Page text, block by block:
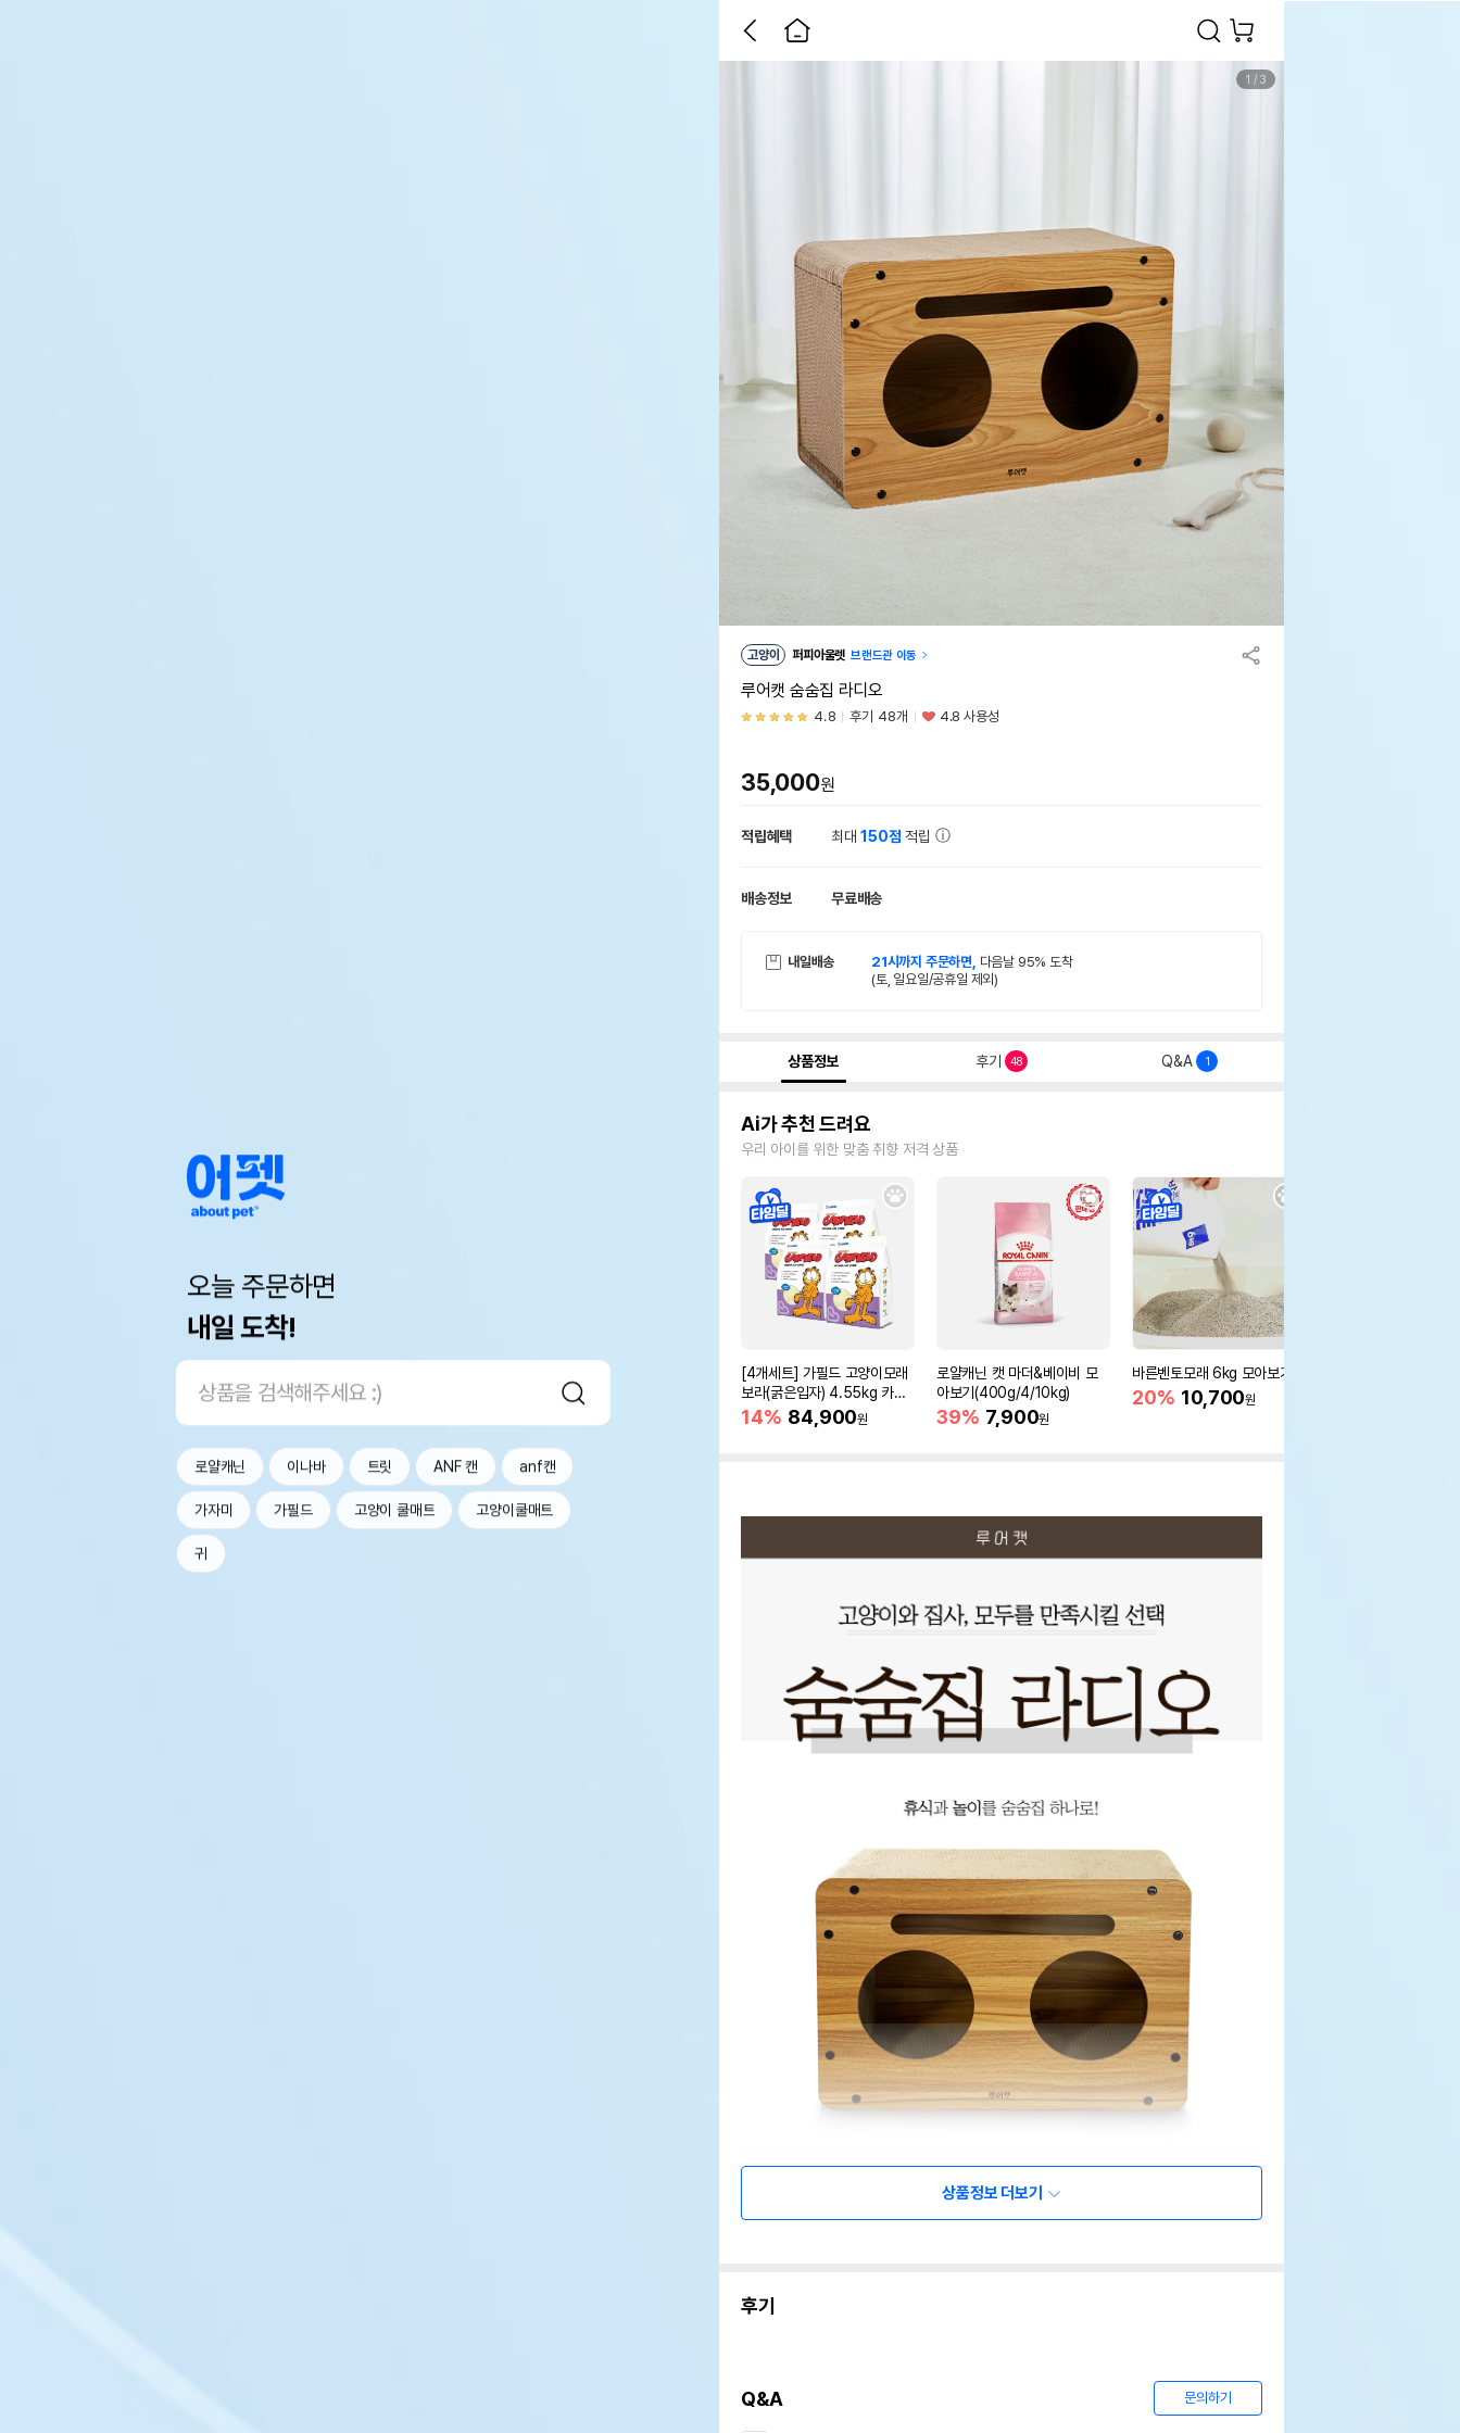
오늘 주문하면
내일 도착!
로얄캐닌 이나바 트릿 ANF 캔 anf캔
가자미 가필드 고양이 쿨매트 고양이쿨매트
귀
1 / 3
고양이 퍼피아울렛 브랜드관 이동
루어캣 숨숨집 라디오
4.8 후기 48개 4.8 사용성
35,000원
적립혜택 최대150점 적립
배송정보 무료배송
내일배송 21시까지 주문하면, 다음날 95% 도착
(토, 일요일/공휴일 제외)
상품정보 후기 48 Q&A 1
Ai가 추천 드려요
우리 아이를 위한 맞춤 취향 저격 상품
[4개세트] 가필드 고양이모래
보라(굵은입자) 4.55kg 카사
바모래
14% 84,900원
로얄캐닌 캣 마더&베이비 모
아보기(400g/4/10kg)
39% 7,900원
바른벤토모래 6kg 모아보기
20% 10,700원
상품정보 더보기
후기
Q&A 문의하기